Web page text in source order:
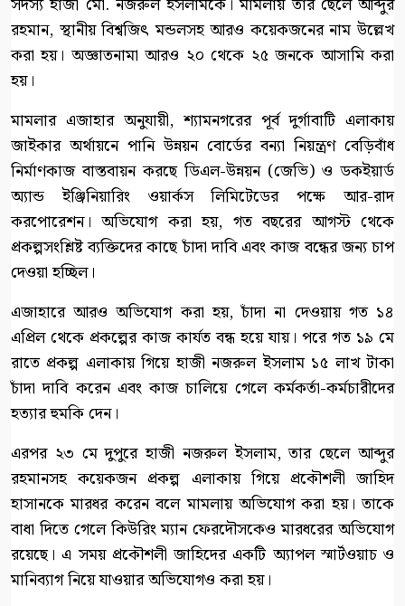
রহমান, স্থানীয় বিশ্বজিৎ মন্ডলসহ আরও কয়েকজনের নাম উল্লেখ
করা হয়। অজ্ঞাতনামা আরও ২০ থেকে ২৫ জনকে আসামি করা
হয়।
মামলার এজাহার অনুযায়ী, শ্যামনগরের পূর্ব দুর্গাবাটি এলাকায়
জাইকার অর্থায়নে পানি উন্নয়ন বোর্ডের বন্যা নিয়ন্ত্রণ বেড়িবাঁধ
নির্মাণকাজ বাস্তবায়ন করছে ডিএল-উন্নয়ন (জেভি) ও ডকইয়ার্ড
অ্যান্ড ইঞ্জিনিয়ারিং ওয়ার্কস লিমিটেডের পক্ষে আর-রাদ
করপোরেশন। অভিযোগ করা হয়, গত বছরের আগস্ট থেকে
প্রকল্পসংশ্লিষ্ট ব্যক্তিদের কাছে চাঁদা দাবি এবং কাজ বন্ধের জন্য চাপ
দেওয়া হচ্ছিল।
এজাহারে আরও অভিযোগ করা হয়, চাঁদা না দেওয়ায় গত ১৪
এপ্রিল থেকে প্রকল্পের কাজ কার্যত বন্ধ হয়ে যায়। পরে গত ১৯ মে
রাতে প্রকল্প এলাকায় গিয়ে হাজী নজরুল ইসলাম ১৫ লাখ টাকা
চাঁদা দাবি করেন এবং কাজ চালিয়ে গেলে কর্মকর্তা-কর্মচারীদের
হত্যার হুমকি দেন।
এরপর ২৩ মে দুপুরে হাজী নজরুল ইসলাম, তার ছেলে আব্দুর
রহমানসহ কয়েকজন প্রকল্প এলাকায় গিয়ে প্রকৌশলী জাহিদ
হাসানকে মারধর করেন বলে মামলায় অভিযোগ করা হয়। তাকে
বাধা দিতে গেলে কিউরিং ম্যান ফেরদৌসকেও মারধরের অভিযোগ
রয়েছে। এ সময় প্রকৌশলী জাহিদের একটি অ্যাপল স্মার্টওয়াচ ও
মানিব্যাগ নিয়ে যাওয়ার অভিযোগও করা হয়।